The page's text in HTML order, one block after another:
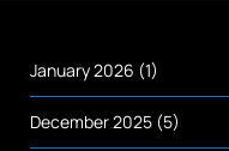
January 2026 (1)
December 2025 (5)